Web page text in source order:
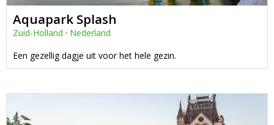
Aquapark Splash
Zuid-Holland · Nederland
Een gezellig dagje uit voor het hele gezin.